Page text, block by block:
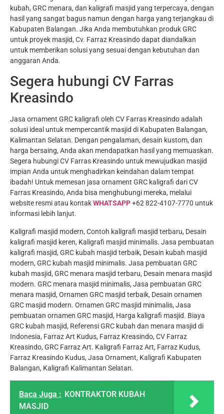
kubah, GRC menara, dan kaligrafi masjid yang terpercaya, dengan
hasil yang sangat bagus namun dengan harga yang terjangkau di
Kabupaten Balangan. Jika Anda membutuhkan produk GRC
untuk proyek masjid, Cv. Farraz Kreasindo dapat diandalkan
untuk memberikan solusi yang sesuai dengan kebutuhan dan
anggaran Anda.
Segera hubungi CV Farras
Kreasindo
Jasa ornament GRC kaligrafi oleh CV Farras Kreasindo adalah
solusi ideal untuk mempercantik masjid di Kabupaten Balangan,
Kalimantan Selatan. Dengan pengalaman, desain kustom, dan
harga bersaing, Anda akan mendapatkan hasil yang memuaskan.
Segera hubungi CV Farras Kreasindo untuk mewujudkan masjid
impian Anda untuk menghadirkan keindahan dalam tempat
ibadah! Untuk memesan jasa ornament GRC kaligrafi dari CV
Farras Kreasindo, Anda bisa menghubungi mereka, melalui
website resmi atau kontakWHATSAPP+62 822-4107-7770 untuk
informasi lebih lanjut.
Kaligrafi masjid modern, Contoh kaligrafi masjid terbaru, Desain
kaligrafi masjid keren, Kaligrafi masjid minimalis. Jasa pembuatan
kaligrafi masjid, GRC kubah masjid terbaik, Desain kubah masjid
modern, GRC kubah masjid minimalis. Jasa pembuatan GRC
kubah masjid, GRC menara masjid terbaru, Desain menara masjid
modern. GRC menara masjid minimalis, Jasa pembuatan GRC
menara masjid, Ornamen GRC masjid terbaik, Desain ornamen
GRC masjid modern. Ornamen GRC masjid minimalis, Jasa
pembuatan ornamen GRC masjid, Harga kaligrafi masjid. Biaya
GRC kubah masjid, Referensi GRC kubah dan menara masjid di
Indonesia, Farraz Art Kudus, Farraz Kreasindo, CV Farraz
Kreasindo, GRC Farraz Art. Kaligrafi Farraz Art, Farraz Kudus,
Farraz Kreasindo Kudus, Jasa Ornament, Kaligrafi Kabupaten
Balangan, Kaligrafi Kalimantan Selatan.
Baca Juga : KONTRAKTOR KUBAH
MASJID